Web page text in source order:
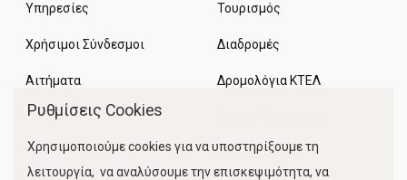
Υπηρεσίες
Χρήσιμοι Σύνδεσμοι
Αιτήματα
Τουρισμός
Διαδρομές
Δρομολόγια ΚΤΕΛ
Κίνηση Λιμένος
Ρυθμίσεις Cookies
Χρησιμοποιούμε cookies για να υποστηρίξουμε τη
λειτουργία, να αναλύσουμε την επισκεψιμότητα, να